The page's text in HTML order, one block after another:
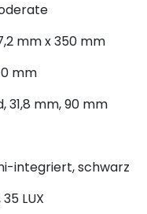
mm x 350 mm
mm
31,8 mm, 90 mm
integriert, schwarz
LUX